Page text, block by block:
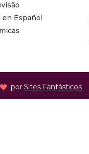
Español
porSites Fantásticos